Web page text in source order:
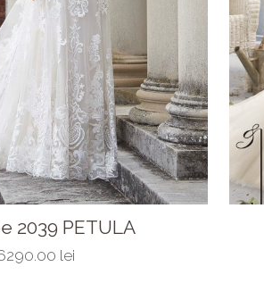
2039 PETULA
lei